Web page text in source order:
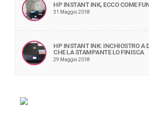
HP INSTANT INK, ECCO COME
31 Maggio 2018
HP INSTANT INK: INCHIOSTRO A
CHE LA STAMPANTE LO FINISCA
29 Maggio 2018